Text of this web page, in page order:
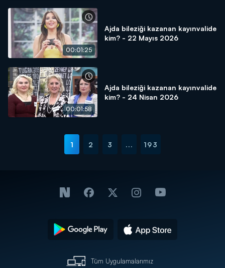
00:01:25
Ajda bileziği kazanan kayınvalide
kim? - 22 Mayıs 2026
00:01:58
Ajda bileziği kazanan kayınvalide
kim? - 24 Nisan 2026
1 2 3 ... 193
Tüm Uygulamalarımız